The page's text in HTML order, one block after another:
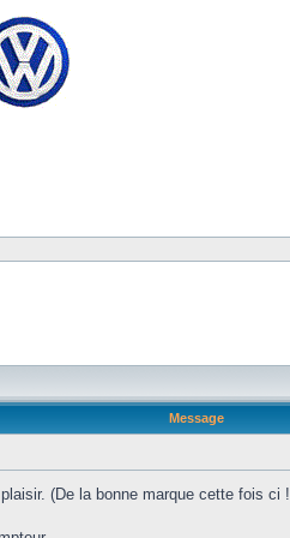
Message
(De la bonne marque cette fois ci !